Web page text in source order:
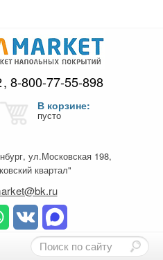
8-800-77-55-898
В корзине:
пусто
ул.Московская 198,
квартал"